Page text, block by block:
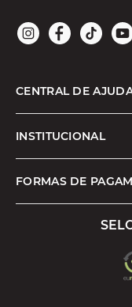
CENTRAL DE
Solicitar Troca ou
Formas de
INSTITUCIONAL
Quem Somos
FORMAS DE